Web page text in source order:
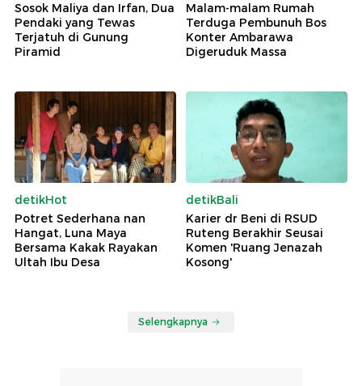
Sosok Maliya dan Irfan, Dua
Pendaki yang Tewas
Terjatuh di Gunung
Piramid
Malam-malam Rumah
Terduga Pembunuh Bos
Konter Ambarawa
Digeruduk Massa
detikHot
Potret Sederhana nan
Hangat, Luna Maya
Bersama Kakak Rayakan
Ultah Ibu Desa
detikBali
Karier dr Beni di RSUD
Ruteng Berakhir Seusai
Komen 'Ruang Jenazah
Kosong'
Selengkapnya